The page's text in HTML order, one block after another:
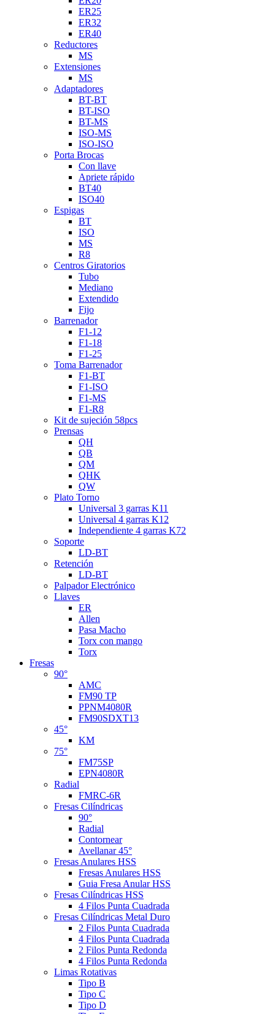
ER25
ER32
ER40
Reductores
MS
Extensiones
MS
Adaptadores
BT-BT
BT-ISO
BT-MS
ISO-MS
ISO-ISO
Porta Brocas
Con llave
Apriete rápido
BT40
ISO40
Espigas
BT
ISO
MS
R8
Centros Giratorios
Tubo
Mediano
Extendido
Fijo
Barrenador
F1-12
F1-18
F1-25
Toma Barrenador
F1-BT
F1-ISO
F1-MS
F1-R8
Kit de sujeción 58pcs
Prensas
QH
QB
QM
QHK
QW
Plato Torno
Universal 3 garras K11
Universal 4 garras K12
Independiente 4 garras K72
Soporte
LD-BT
Retención
LD-BT
Palpador Electrónico
Llaves
ER
Allen
Pasa Macho
Torx con mango
Torx
Fresas
90°
AMC
FM90 TP
PPNM4080R
FM90SDXT13
45°
KM
75°
FM75SP
EPN4080R
Radial
FMRC-6R
Fresas Cilíndricas
90°
Radial
Contornear
Avellanar 45°
Fresas Anulares HSS
Fresas Anulares HSS
Guia Fresa Anular HSS
Fresas Cilíndricas HSS
4 Filos Punta Cuadrada
Fresas Cilíndricas Metal Duro
2 Filos Punta Cuadrada
4 Filos Punta Cuadrada
2 Filos Punta Redonda
4 Filos Punta Redonda
Limas Rotativas
Tipo B
Tipo C
Tipo D